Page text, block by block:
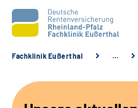
Fachklinik Eußerthal …